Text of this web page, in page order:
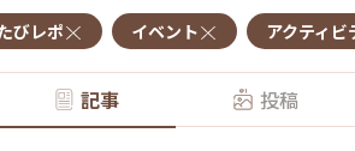
びレポ イベント アクティビ
記事 投稿